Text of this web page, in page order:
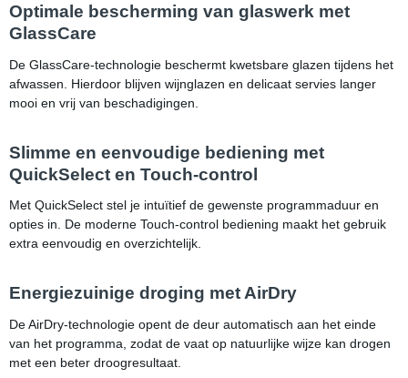
Optimale bescherming van glaswerk met
GlassCare
De GlassCare-technologie beschermt kwetsbare glazen tijdens het
afwassen. Hierdoor blijven wijnglazen en delicaat servies langer
mooi en vrij van beschadigingen.
Slimme en eenvoudige bediening met
QuickSelect en Touch-control
Met QuickSelect stel je intuïtief de gewenste programmaduur en
opties in. De moderne Touch-control bediening maakt het gebruik
extra eenvoudig en overzichtelijk.
Energiezuinige droging met AirDry
De AirDry-technologie opent de deur automatisch aan het einde
van het programma, zodat de vaat op natuurlijke wijze kan drogen
met een beter droogresultaat.